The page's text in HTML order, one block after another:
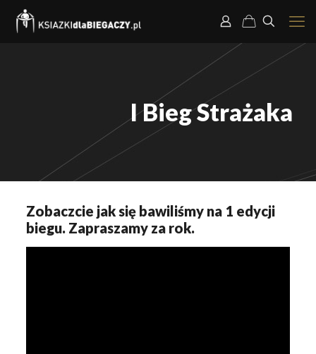
I Bieg Strażaka
Zobaczcie jak się bawiliśmy na 1 edycji
biegu. Zapraszamy za rok.